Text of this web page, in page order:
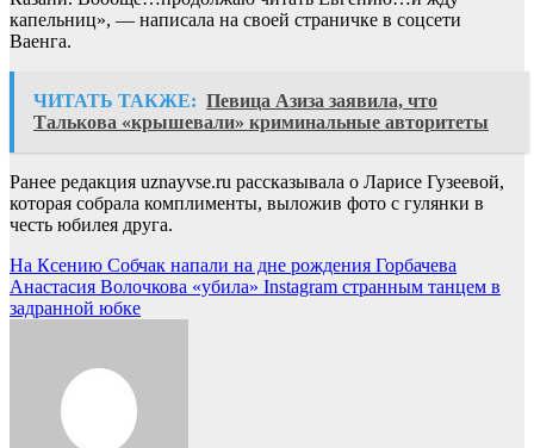
капельниц», — написала на своей страничке в соцсети
Ваенга.
ЧИТАТЬ ТАКЖЕ: Певица Азиза заявила, что
Талькова «крышевали» криминальные авторитеты
Ранее редакция uznayvse.ru рассказывала о Ларисе Гузеевой,
которая собрала комплименты, выложив фото с гулянки в
честь юбилея друга.
Навигация
по
На Ксению Собчак напали на дне рождения Горбачева
Анастасия Волочкова «убила» Instagram странным танцем в
задранной юбке